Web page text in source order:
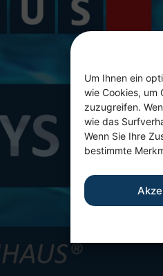
Um Ihnen ein
wie Cookies, um
zuzugreifen.
wie das
Wenn Sie Ihre
bestimmte